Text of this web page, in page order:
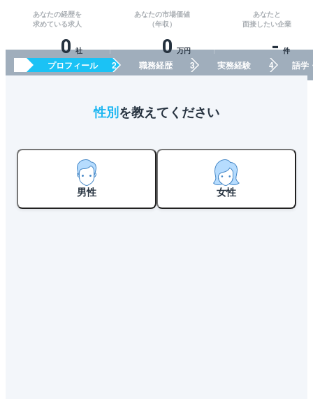
あなたの経歴を
求めている求人
0 社
あなたの市場価値
（年収）
0 万円
あなたと
面接したい企業
- 件
プロフィール 職務経歴 実務経験 語学
性別を教えてください
男性 女性